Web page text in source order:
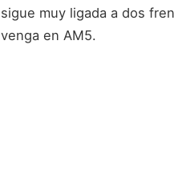
sigue muy ligada a dos
venga en AM5.